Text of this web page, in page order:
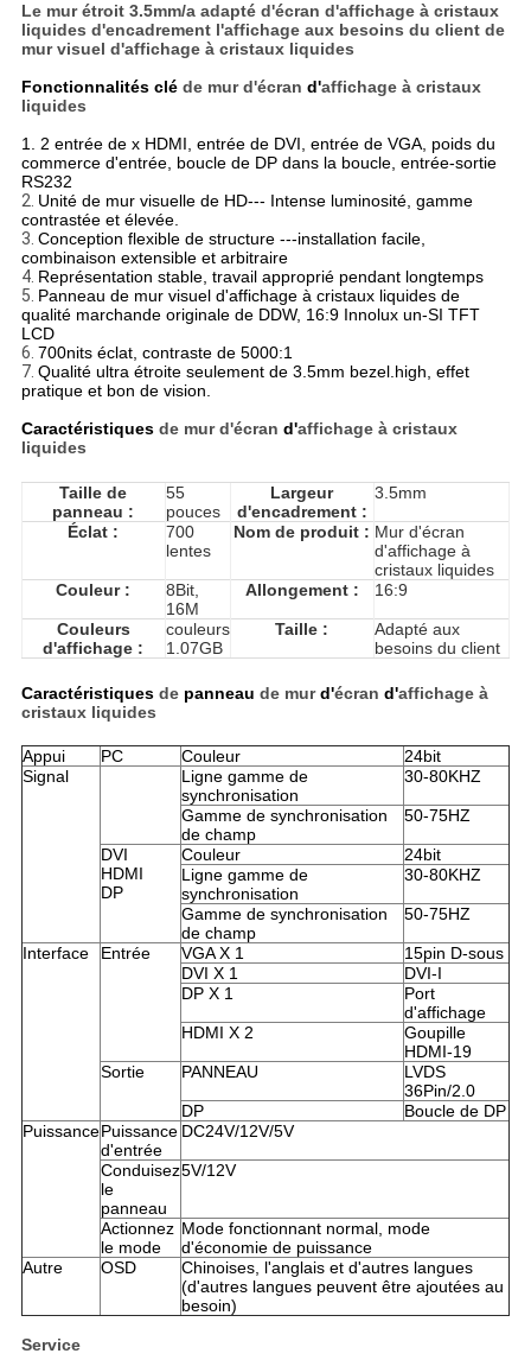
Le mur étroit 3.5mm/a adapté d'écran d'affichage à cristaux
liquides d'encadrement l'affichage aux besoins du client de
mur visuel d'affichage à cristaux liquides
Fonctionnalités cléde mur d'écran d'affichage à cristaux
liquides
1. 2 entrée de x HDMI, entrée de DVI, entrée de VGA, poids du
commerce d'entrée, boucle de DP dans la boucle, entrée-sortie
RS232
2. Unité de mur visuelle de HD--- Intense luminosité, gamme
contrastée et élevée.
3. Conception flexible de structure ---installation facile,
combinaison extensible et arbitraire
4. Représentation stable, travail approprié pendant longtemps
5. Panneau de mur visuel d'affichage à cristaux liquides de
qualité marchande originale de DDW, 16:9 Innolux un-SI TFT
LCD
6. 700nits éclat, contraste de 5000:1
7. Qualité ultra étroite seulement de 3.5mm bezel.high, effet
pratique et bon de vision.
Caractéristiquesde mur d'écran d'affichage à cristaux
liquides
Taille de
panneau :
55
pouces
Largeur
d'encadrement :
3.5mm
Éclat :
700
lentes
Nom de produit : Mur d'écran
d'affichage à
cristaux liquides
Couleur :
8Bit,
16M
Allongement : 16:9
Couleurs
d'affichage :
couleurs
1.07GB
Taille :
Adapté aux
besoins du client
Caractéristiquesde panneau de murd'écran d'affichage à
cristaux liquides
Appui PC Couleur
24bit
Signal
Ligne gamme de
synchronisation
30-80KHZ
Gamme de synchronisation
de champ
50-75HZ
DVI
HDMI
DP
Couleur
24bit
Ligne gamme de
synchronisation
30-80KHZ
Gamme de synchronisation
de champ
50-75HZ
Interface Entrée VGA X 1
15pin D-sous
DVI X 1
DVI-I
DP X 1
Port
d'affichage
HDMI X 2
Goupille
HDMI-19
Sortie
PANNEAU
LVDS
36Pin/2.0
DP
Boucle de DP
PuissancePuissance
d'entrée
DC24V/12V/5V
Conduisez
le
panneau
5V/12V
Actionnez
le mode
Mode fonctionnant normal, mode
d'économie de puissance
Autre
OSD
Chinoises, l'anglais et d'autres langues
(d'autres langues peuvent être ajoutées au
besoin)
Service